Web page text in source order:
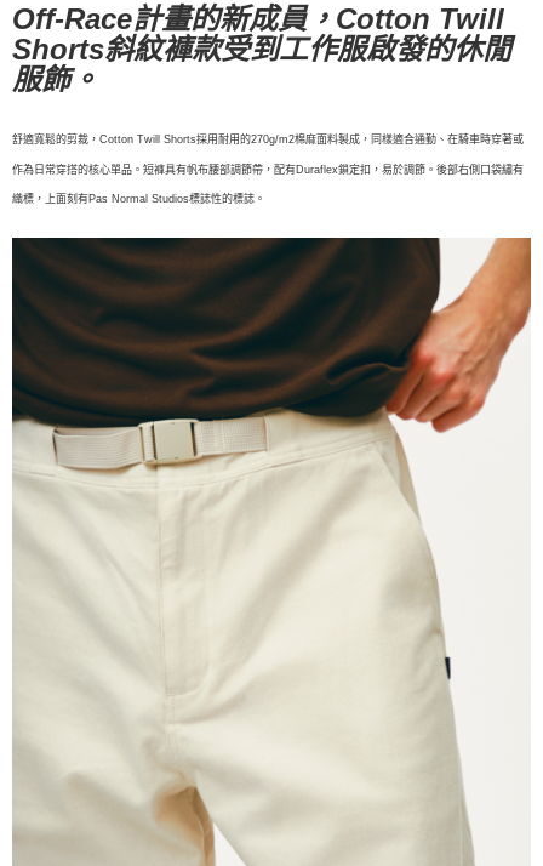
Off-Race計畫的新成員，Cotton Twill
Shorts斜紋褲款受到工作服啟發的休閒
服飾。
舒適寬鬆的剪裁，Cotton Twill Shorts採用耐用的270g/m2棉麻面料製成，同樣適合通勤、在騎車時穿著或
作為日常穿搭的核心單品。短褲具有帆布腰部調節帶，配有Duraflex鎖定扣，易於調節。後部右側口袋繡有
織標，上面刻有Pas Normal Studios標誌性的標誌。